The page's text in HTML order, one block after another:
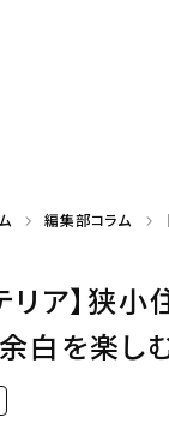
編集部コラム
リア】狭
白を楽し